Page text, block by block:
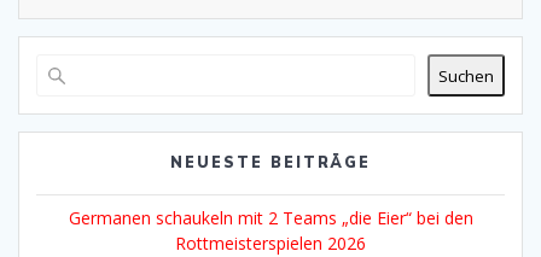
Alternative:
Suchen
NEUESTE BEITRÄGE
Germanen schaukeln mit 2 Teams „die Eier“ bei den
Rottmeisterspielen 2026